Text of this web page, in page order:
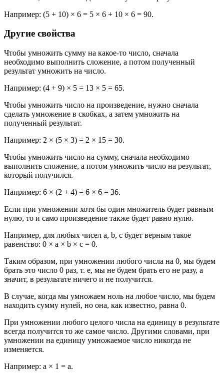
Например: (5 + 10) × 6 = 5 × 6 + 10 × 6 = 90.
Другие свойства
Чтобы умножить сумму на какое-то число, сначала
необходимо выполнить сложение, а потом полученный
результат умножить на число.
Например: (4 + 9) × 5 = 13 × 5 = 65.
Чтобы умножить число на произведение, нужно сначала
сделать умножение в скобках, а затем умножить на
полученный результат.
Например: 2 × (5 × 3) = 2 × 15 = 30.
Чтобы умножить число на сумму, сначала необходимо
выполнить сложение, а потом умножить число на результат,
который получился.
Например: 6 × (2 + 4) = 6 × 6 = 36.
Если при умножении хотя бы один множитель будет равным
нулю, то и само произведение также будет равно нулю.
Например, для любых чисел a, b, c будет верным такое
равенство: 0 × a × b × c = 0.
Таким образом, при умножении любого числа на 0, мы будем
брать это число 0 раз, т. е, мы не будем брать его не разу, а
значит, в результате ничего и не получится.
В случае, когда мы умножаем ноль на любое число, мы будем
находить сумму нулей, но она, как известно, равна 0.
При умножении любого целого числа на единицу в результате
всегда получится то же самое число. Другими словами, при
умножении на единицу умножаемое число никогда не
изменяется.
Например: а × 1 = а.